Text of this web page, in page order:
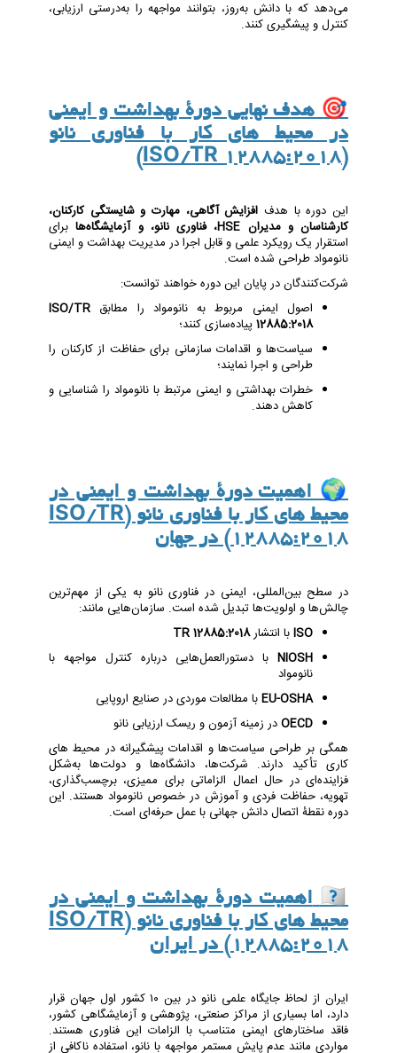
می‌دهد که با دانش به‌روز، بتوانند مواجهه را به‌درستی ارزیابی،
کنترل و پیشگیری کنند.
🎯هدف نهایی دورۀ بهداشت و ایمنی
در محیط های کار با فناوری نانو
(ISO/TR 12885:2018)
این دوره با هدف افزایش آگاهی، مهارت و شایستگی کارکنان،
کارشناسان و مدیران HSE، فناوری نانو، و آزمایشگاه‌ها
برای
استقرار یک رویکرد علمی و قابل اجرا در مدیریت بهداشت و ایمنی
نانومواد طراحی شده است.
شرکت‌کنندگان در پایان این دوره خواهند توانست:
اصول ایمنی مربوط به نانومواد را مطابق ISO/TR
12885:2018پیاده‌سازی کنند؛
سیاست‌ها و اقدامات سازمانی برای حفاظت از کارکنان را
طراحی و اجرا نمایند؛
خطرات بهداشتی و ایمنی مرتبط با نانومواد را شناسایی و
کاهش دهند.
🌍اهمیت دورۀ بهداشت و ایمنی در
محیط های کار با فناوری نانو (ISO/TR
12885:2018) در جهان
در سطح بین‌المللی، ایمنی در فناوری نانو به یکی از مهم‌ترین
چالش‌ها و اولویت‌ها تبدیل شده است. سازمان‌هایی مانند:
ISOبا انتشارTR 12885:2018
NIOSH با دستورالعمل‌هایی درباره کنترل مواجهه با
نانومواد
EU-OSHAبا مطالعات موردی در صنایع اروپایی
OECDدر زمینه آزمون و ریسک ارزیابی نانو
همگی بر طراحی سیاست‌ها و اقدامات پیشگیرانه در محیط های
کاری تأکید دارند. شرکت‌ها، دانشگاه‌ها و دولت‌ها به‌شکل
فزاینده‌ای در حال اعمال الزاماتی برای ممیزی، برچسب‌گذاری،
تهویه، حفاظت فردی و آموزش در خصوص نانومواد هستند. این
دوره نقطۀ اتصال دانش جهانی با عمل حرفه‌ای است.
🇮🇷 اهمیت دورۀ بهداشت و ایمنی در
محیط های کار با فناوری نانو (ISO/TR
12885:2018) در ایران
ایران از لحاظ جایگاه علمی نانو در بین ۱۰ کشور اول جهان قرار
دارد، اما بسیاری از مراکز صنعتی، پژوهشی و آزمایشگاهی کشور،
فاقد ساختارهای ایمنی متناسب با الزامات این فناوری هستند.
مواردی مانند عدم پایش مستمر مواجهه با نانو، استفاده ناکافی از